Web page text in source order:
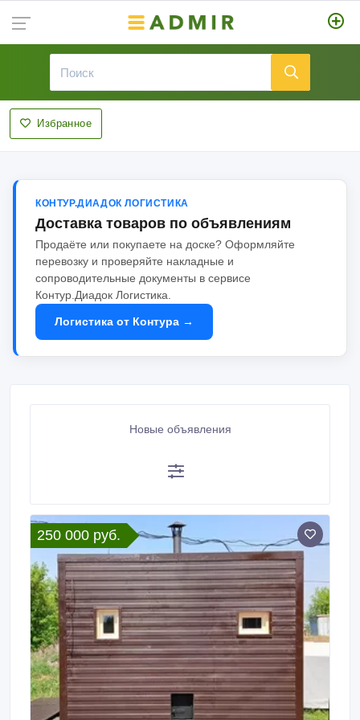
Избранное
КОНТУР.ДИАДОК ЛОГИСТИКА
Доставка товаров по объявлениям
Продаёте или покупаете на доске? Оформляйте
перевозку и проверяйте накладные и
сопроводительные документы в сервисе
Контур.Диадок Логистика.
Логистика от Контура →
Новые объявления
250 000 руб.